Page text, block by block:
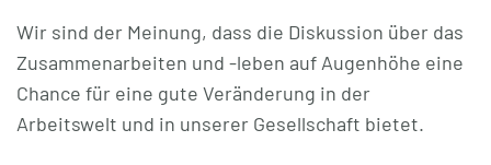
Wir sind der Meinung, dass die Diskussion über das
Zusammenarbeiten und -leben auf Augenhöhe eine
Chance für eine gute Veränderung in der
Arbeitswelt und in unserer Gesellschaft bietet.